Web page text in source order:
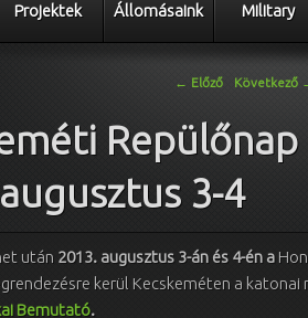
Projektek Állomásaink Military
← Előző Következő
Repülőnap
3-4
után 2013. augusztus 3-án és 4-én a
kerül Kecskeméten a
Bemutató.